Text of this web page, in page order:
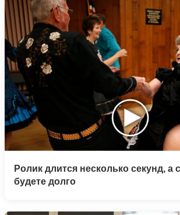
Ролик длится несколько секунд, а
будете долго